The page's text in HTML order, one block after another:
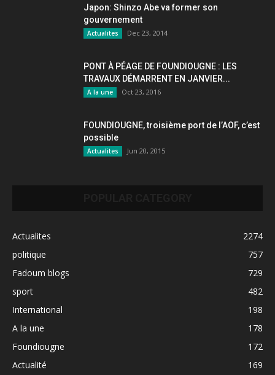
Japon: Shinzo Abe va former son
gouvernement
Actualites Dec 23, 2014
PONT À PÉAGE DE FOUNDIOUGNE : LES
TRAVAUX DÉMARRENT EN JANVIER...
A la une Oct 23, 2016
FOUNDIOUGNE, troisième port de l’AOF, c’est
possible
Actualites Jun 20, 2015
Actualites
2274
politique
757
Fadoum blogs
729
sport
482
International
198
A la une
178
Foundiougne
172
Actualité
169